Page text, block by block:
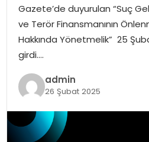
DÜNYA
OTOMOBIL
Gazete’de duyurulan “Suç
ve Terör Finansmanının
Hakkında Yönetmelik” 25
girdi….
admin
26 Şubat 2025